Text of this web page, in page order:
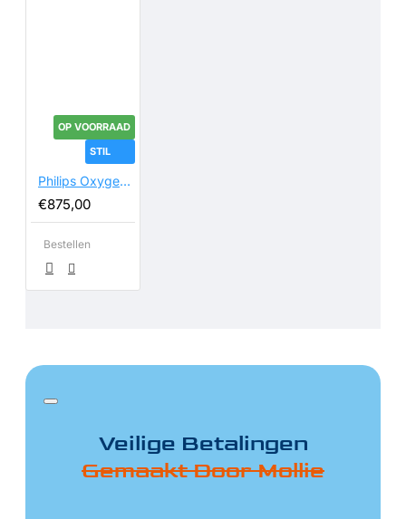
OP VOORRAAD
STIL
Philips Oxygenate 5
€875,00
Bestellen
Veilige Betalingen
Gemaakt Door Mollie